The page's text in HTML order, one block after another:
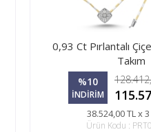
0,93 Ct Pırlantalı
Takım
%10
İNDİRİM
38.524,00 TL x
Ürün Kodu :